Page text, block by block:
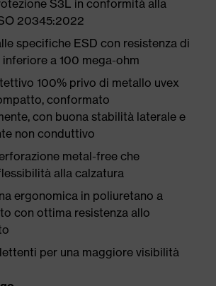
S3L in conformità alla
20345:2022
specifiche ESD con resistenza di
a 100 mega-ohm
100% privo di metallo uvex
conformato
con buona stabilità laterale e
non conduttivo
metal-free che
alla calzatura
ergonomica in poliuretano a
con ottima resistenza allo
per una maggiore visibilità